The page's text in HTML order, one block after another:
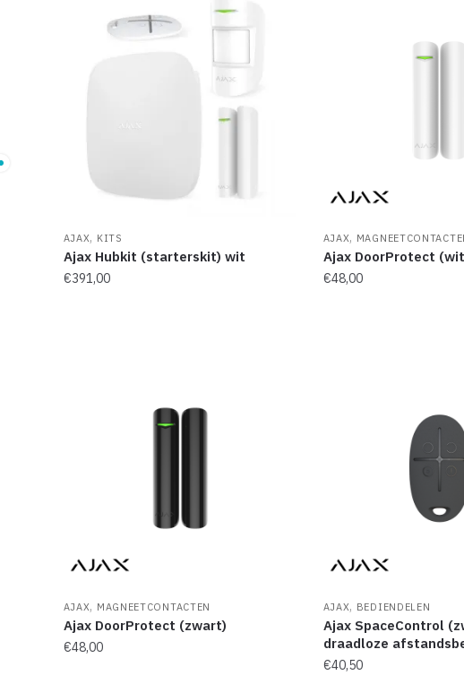
AJAX, KITS
Ajax Hubkit (starterskit) wit
€391,00
AJAX,
Ajax DoorProtect
€48,00
AJAX, MAGNEETCONTACTEN
Ajax DoorProtect (zwart)
€48,00
AJAX, BEDIENDELEN
Ajax SpaceControl
draadloze
€40,50